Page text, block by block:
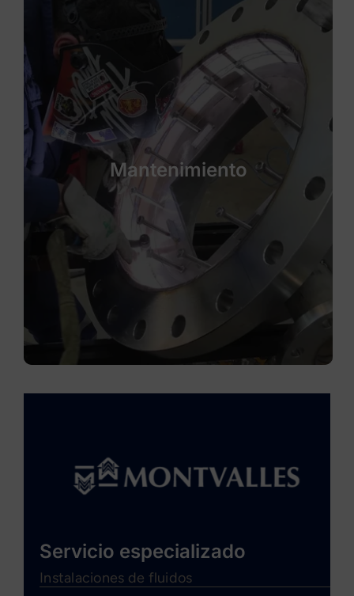
Mantenimiento
Servicio especializado
Instalaciones de fluidos